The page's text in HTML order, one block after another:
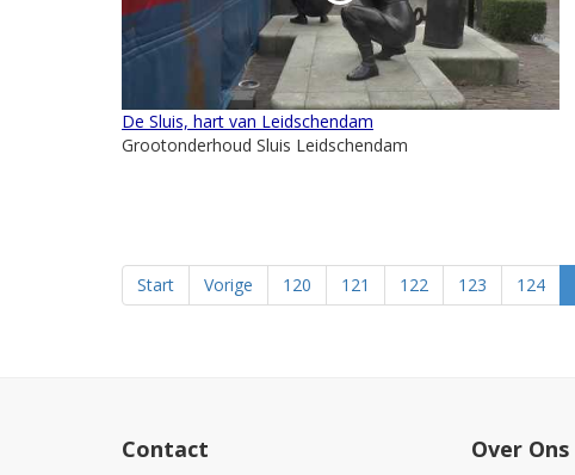
De Sluis, hart van Leidschendam
Grootonderhoud Sluis Leidschendam
Start Vorige 120 121 122 123 124
Contact Over Ons